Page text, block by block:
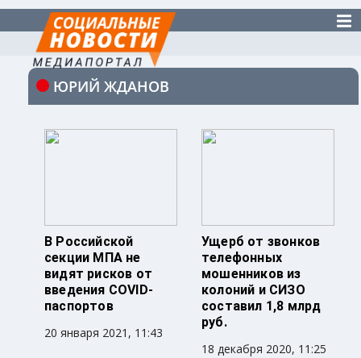
ЮРИЙ ЖДАНОВ
В Российской
секции МПА не
видят рисков от
введения COVID-
паспортов
20 января 2021, 11:43
Ущерб от звонков
телефонных
мошенников из
колоний и СИЗО
составил 1,8 млрд
руб.
18 декабря 2020, 11:25